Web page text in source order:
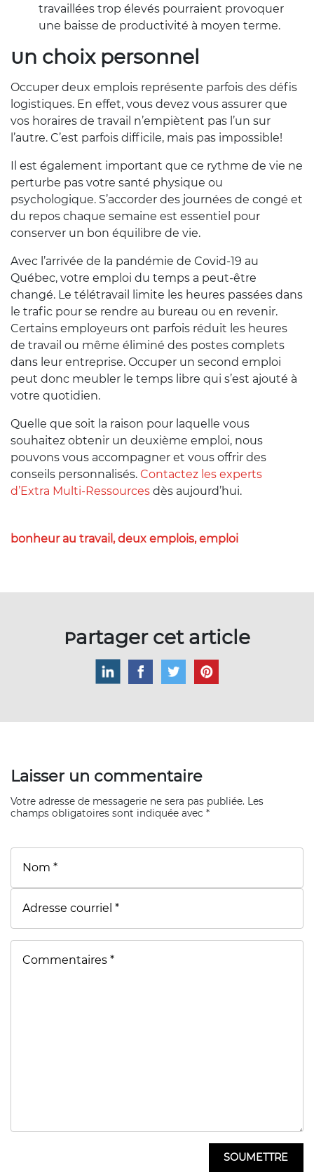
travaillées trop élevés pourraient provoquer
une baisse de productivité à moyen terme.
Un choix personnel
Occuper deux emplois représente parfois des défis
logistiques. En effet, vous devez vous assurer que
vos horaires de travail n’empiètent pas l’un sur
l’autre. C’est parfois difficile, mais pas impossible!
Il est également important que ce rythme de vie ne
perturbe pas votre santé physique ou
psychologique. S’accorder des journées de congé et
du repos chaque semaine est essentiel pour
conserver un bon équilibre de vie.
Avec l’arrivée de la pandémie de Covid-19 au
Québec, votre emploi du temps a peut-être
changé. Le télétravail limite les heures passées dans
le trafic pour se rendre au bureau ou en revenir.
Certains employeurs ont parfois réduit les heures
de travail ou même éliminé des postes complets
dans leur entreprise. Occuper un second emploi
peut donc meubler le temps libre qui s’est ajouté à
votre quotidien.
Quelle que soit la raison pour laquelle vous
souhaitez obtenir un deuxième emploi, nous
pouvons vous accompagner et vous offrir des
conseils personnalisés. Contactez les experts
d’Extra Multi-Ressources dès aujourd’hui.
bonheur au travail, deux emplois, emploi
Partager cet article
Laisser un commentaire
Votre adresse de messagerie ne sera pas publiée. Les
champs obligatoires sont indiquée avec *